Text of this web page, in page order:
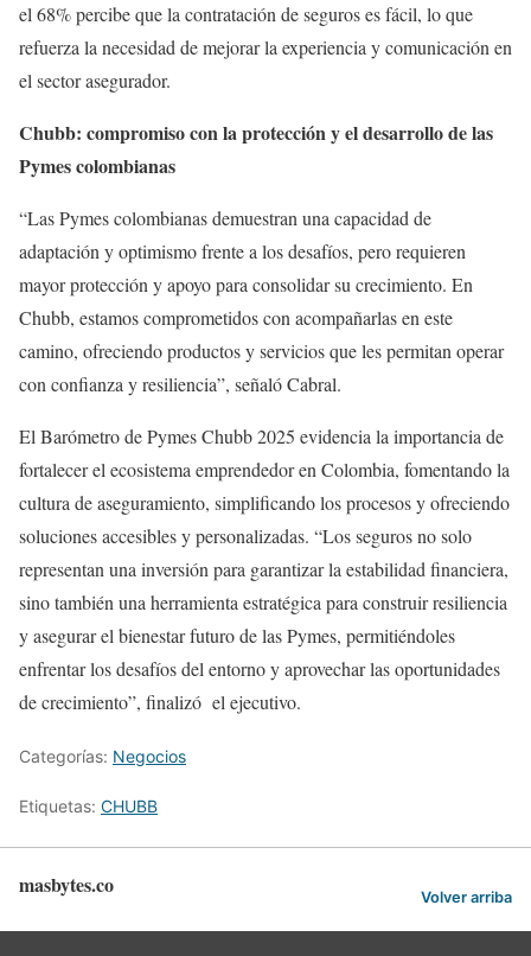
el 68% percibe que la contratación de seguros es fácil, lo que
refuerza la necesidad de mejorar la experiencia y comunicación en
el sector asegurador.
Chubb: compromiso con la protección y el desarrollo de las
Pymes colombianas
“Las Pymes colombianas demuestran una capacidad de
adaptación y optimismo frente a los desafíos, pero requieren
mayor protección y apoyo para consolidar su crecimiento. En
Chubb, estamos comprometidos con acompañarlas en este
camino, ofreciendo productos y servicios que les permitan operar
con confianza y resiliencia”, señaló Cabral.
El Barómetro de Pymes Chubb 2025 evidencia la importancia de
fortalecer el ecosistema emprendedor en Colombia, fomentando la
cultura de aseguramiento, simplificando los procesos y ofreciendo
soluciones accesibles y personalizadas. “Los seguros no solo
representan una inversión para garantizar la estabilidad financiera,
sino también una herramienta estratégica para construir resiliencia
y asegurar el bienestar futuro de las Pymes, permitiéndoles
enfrentar los desafíos del entorno y aprovechar las oportunidades
de crecimiento”, finalizó el ejecutivo.
Categorías: Negocios
Etiquetas: CHUBB
masbytes.co Volver arriba